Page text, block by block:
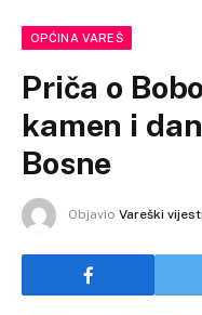
OPĆINA VAREŠ
Priča o
kamen i
Bosne
Objavio Vareški